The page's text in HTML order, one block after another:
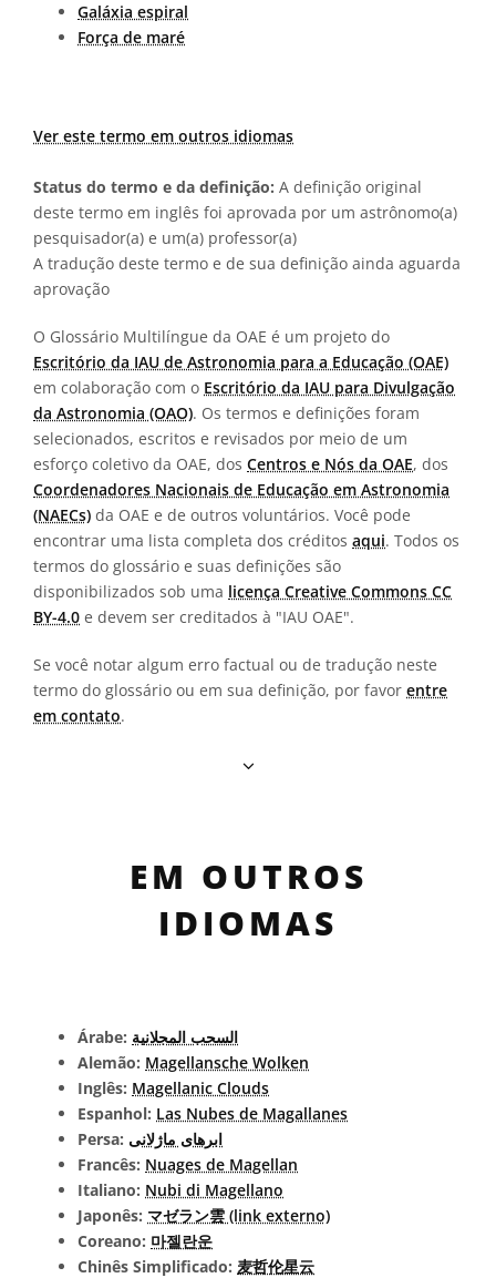
Galáxia espiral
Força de maré
Ver este termo em outros idiomas
Status do termo e da definição: A definição original
deste termo em inglês foi aprovada por um astrônomo(a)
pesquisador(a) e um(a) professor(a)
A tradução deste termo e de sua definição ainda aguarda
aprovação
O Glossário Multilíngue da OAE é um projeto do
Escritório da IAU de Astronomia para a Educação (OAE)
em colaboração com o Escritório da IAU para Divulgação
da Astronomia (OAO). Os termos e definições foram
selecionados, escritos e revisados por meio de um
esforço coletivo da OAE, dos Centros e Nós da OAE, dos
Coordenadores Nacionais de Educação em Astronomia
(NAECs) da OAE e de outros voluntários. Você pode
encontrar uma lista completa dos créditos aqui. Todos os
termos do glossário e suas definições são
disponibilizados sob uma licença Creative Commons CC
BY-4.0 e devem ser creditados à "IAU OAE".
Se você notar algum erro factual ou de tradução neste
termo do glossário ou em sua definição, por favor entre
em contato.
EM OUTROS
IDIOMAS
Árabe: السحب المجلانية
Alemão: Magellansche Wolken
Inglês: Magellanic Clouds
Espanhol: Las Nubes de Magallanes
Persa: ابرهای ماژلانی
Francês: Nuages de Magellan
Italiano: Nubi di Magellano
Japonês: マゼラン雲 (link externo)
Coreano: 마젤란운
Chinês Simplificado: 麦哲伦星云